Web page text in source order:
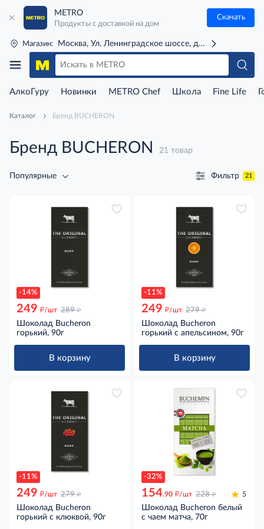
METRO
Продукты с доставкой на дом
Скачать
Магазин: Москва, Ул. Ленинградское шоссе, д. 71Г (м. Речной
АлкоГуру Новинки METRO Chef Школа Fine Life
Каталог Бренд BUCHERON
Бренд BUCHERON 21 товар
Популярные Фильтр 21
-14%
249 д/шт 289 д
Шоколад Bucheron
горький, 90г
В корзину
-11%
249 д/шт 279 д
Шоколад Bucheron
горький с апельсином, 90г
В корзину
-11%
249 д/шт 279 д
Шоколад Bucheron
горький с клюквой, 90г
-32%
154.90 д/шт 228 д 5
Шоколад Bucheron белый
с чаем матча, 70г